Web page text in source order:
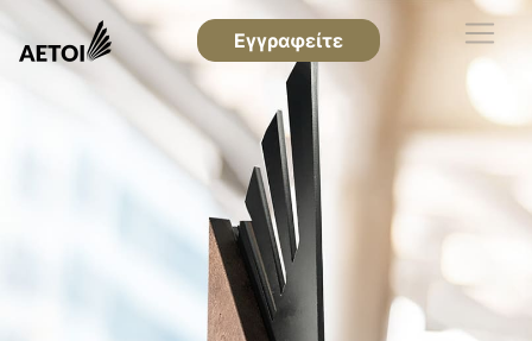
Εγγραφείτε